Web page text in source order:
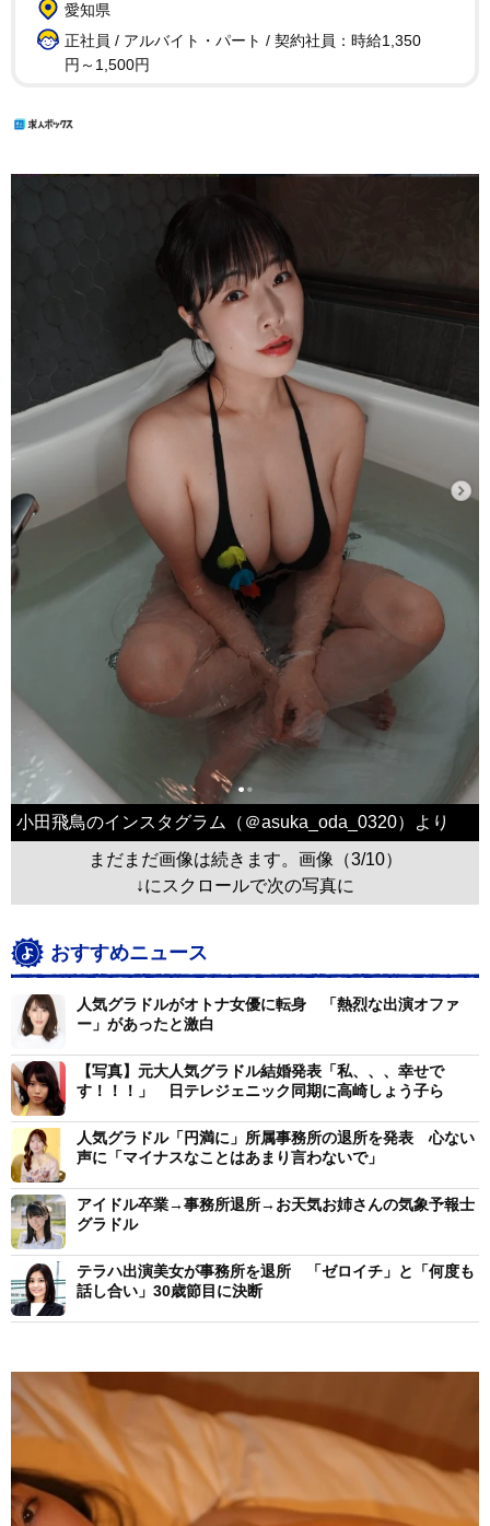
愛知県
正社員 / アルバイト・パート / 契約社員：時給1,350
円～1,500円
小田飛鳥のインスタグラム（＠asuka_oda_0320）より
まだまだ画像は続きます。画像（3/10）
↓にスクロールで次の写真に
おすすめニュース
人気グラドルがオトナ女優に転身 「熱烈な出演オファ
ー」があったと激白
【写真】元大人気グラドル結婚発表「私、、、幸せで
す！！！」 日テレジェニック同期に高崎しょう子ら
人気グラドル「円満に」所属事務所の退所を発表 心ない
声に「マイナスなことはあまり言わないで」
アイドル卒業→事務所退所→お天気お姉さんの気象予報士
グラドル
テラハ出演美女が事務所を退所 「ゼロイチ」と「何度も
話し合い」30歳節目に決断